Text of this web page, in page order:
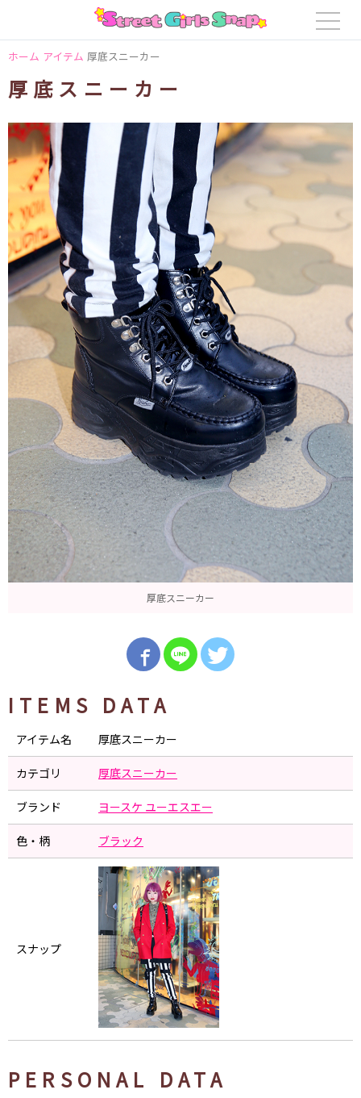
ホーム アイテム 厚底スニーカー
厚底スニーカー
厚底スニーカー
ITEMS DATA
アイテム名 厚底スニーカー
カテゴリ 厚底スニーカー
ブランド ヨースケ ユーエスエー
色・柄 ブラック
スナップ
PERSONAL DATA